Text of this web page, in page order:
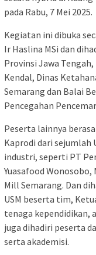
pada Rabu, 7 Mei 2025.
Kegiatan ini dibuka
Ir Haslina MSi dan
Provinsi Jawa
Kendal, Dinas
Semarang dan Balai
Pencegahan
Peserta lainnya
Kaprodi dari sejumlah
industri, seperti PT
Yuasafood
Mill Semarang. Dan
USM beserta tim,
tenaga kependidikan,
juga dihadiri peserta
serta akademisi.